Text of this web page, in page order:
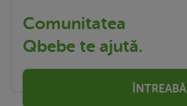
Comunitatea
Qbebe te ajută.
ÎNTREABĂ